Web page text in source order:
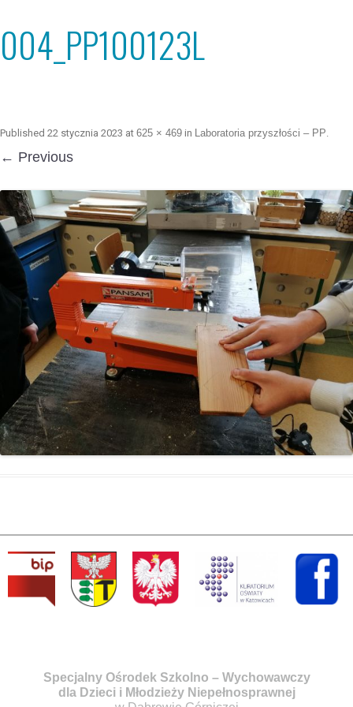
004_PP100123L
Published 22 stycznia 2023 at 625 × 469 in Laboratoria przyszłości – PP.
← Previous
Specjalny Ośrodek Szkolno – Wychowawczy
dla Dzieci i Młodzieży Niepełnosprawnej